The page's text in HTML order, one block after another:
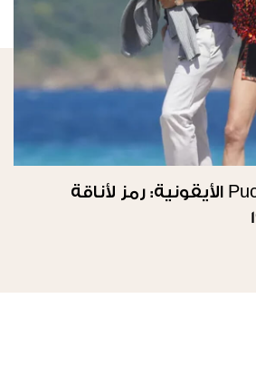
أسرار طبعات Pucci الأيقونية: رمز لأناقة